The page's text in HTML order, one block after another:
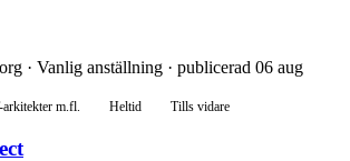
· Vanlig anställning · publicerad 06 aug
m.fl. Heltid Tills vidare